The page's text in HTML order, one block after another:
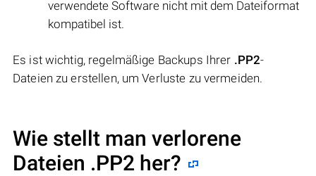
verwendete Software nicht mit dem Dateiformat
kompatibel ist.
Es ist wichtig, regelmäßige Backups Ihrer .PP2-
Dateien zu erstellen, um Verluste zu vermeiden.
Wie stellt man verlorene
Dateien .PP2 her?